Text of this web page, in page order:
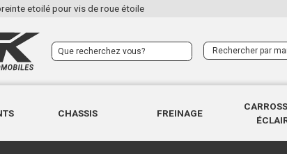
etoilé pour vis de roue étoile
CHASSIS FREINAGE